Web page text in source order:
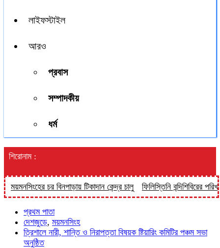
লাইফস্টাইল
আরও
প্রবাস
সম্পাদকীয়
ধর্ম
শিরোনাম :
চর বিনপাড়ায় টিকাদান কেন্দ্র চালু ফিলিস্তিনি বন্দিশিবিরের পরিখায়
প্রথম পাতা
দেশজুড়ে, ময়মনসিংহ
ত্রিশালে নারী, শান্তি ও নিরাপত্তা বিষয়ক ষ্টিয়ারিং কমিটির পঞ্চম সভা
অনুষ্ঠিত